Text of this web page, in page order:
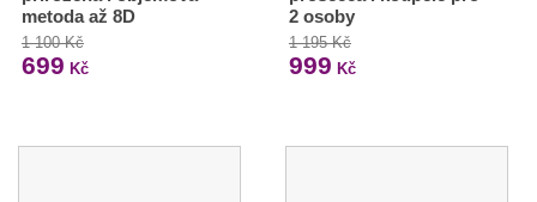
metoda až 8D
1 100 Kč
699 Kč
2 osoby
1 195 Kč
999 Kč